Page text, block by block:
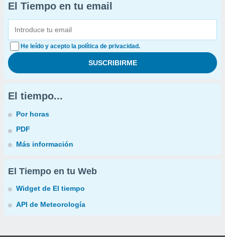
El Tiempo en tu email
He leído y acepto la política de privacidad.
El tiempo...
Por horas
PDF
Más información
El Tiempo en tu Web
Widget de El tiempo
API de Meteorología